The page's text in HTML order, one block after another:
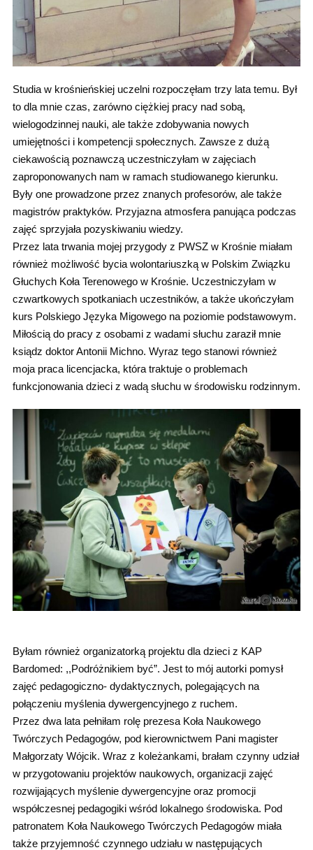
Studia w krośnieńskiej uczelni rozpoczęłam trzy lata temu. Był
to dla mnie czas, zarówno ciężkiej pracy nad sobą,
wielogodzinnej nauki, ale także zdobywania nowych
umiejętności i kompetencji społecznych. Zawsze z dużą
ciekawością poznawczą uczestniczyłam w zajęciach
zaproponowanych nam w ramach studiowanego kierunku.
Były one prowadzone przez znanych profesorów, ale także
magistrów praktyków. Przyjazna atmosfera panująca podczas
zajęć sprzyjała pozyskiwaniu wiedzy.
Przez lata trwania mojej przygody z PWSZ w Krośnie miałam
również możliwość bycia wolontariuszką w Polskim Związku
Głuchych Koła Terenowego w Krośnie. Uczestniczyłam w
czwartkowych spotkaniach uczestników, a także ukończyłam
kurs Polskiego Języka Migowego na poziomie podstawowym.
Miłością do pracy z osobami z wadami słuchu zaraził mnie
ksiądz doktor Antonii Michno. Wyraz tego stanowi również
moja praca licencjacka, która traktuje o problemach
funkcjonowania dzieci z wadą słuchu w środowisku rodzinnym.
Byłam również organizatorką projektu dla dzieci z KAP
Bardomed: ,,Podróżnikiem być”. Jest to mój autorki pomysł
zajęć pedagogiczno- dydaktycznych, polegających na
połączeniu myślenia dywergencyjnego z ruchem.
Przez dwa lata pełniłam rolę prezesa Koła Naukowego
Twórczych Pedagogów, pod kierownictwem Pani magister
Małgorzaty Wójcik. Wraz z koleżankami, brałam czynny udział
w przygotowaniu projektów naukowych, organizacji zajęć
rozwijających myślenie dywergencyjne oraz promocji
współczesnej pedagogiki wśród lokalnego środowiska. Pod
patronatem Koła Naukowego Twórczych Pedagogów miała
także przyjemność czynnego udziału w następujących